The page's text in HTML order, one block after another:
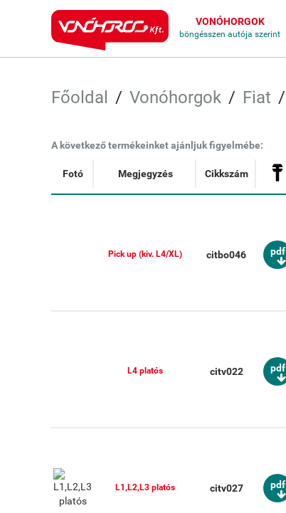
VONÓHORGOK
Főoldal Vonóhorgok Fiat
A következő termékeinket ajánljuk figyelmébe:
Fotó Megjegyzés Cikkszám
Pick up (kiv. L4/XL) citbo046 pdf
L4 platós citv022 pdf
L1,L2,L3 platós citv027 pdf